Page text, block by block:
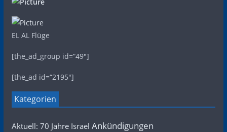
EL AL Flüge
[the_ad_group id=“49″]
[the_ad id=“2195″]
Kategorien
Aktuell: 70 Jahre Israel Ankündigungen